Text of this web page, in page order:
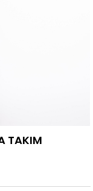
TAKIM